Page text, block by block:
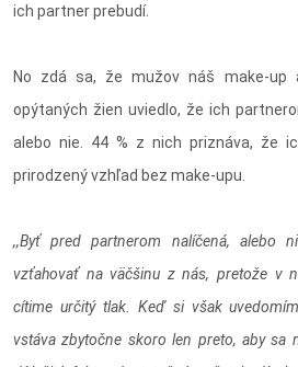
ich partner prebudí.
No zdá sa, že mužov náš make-up
opýtaných žien uviedlo, že ich
alebo nie. 44 % z nich priznáva, že
prirodzený vzhľad bez make-upu.
,,Byť pred partnerom nalíčená, alebo
vzťahovať na väčšinu z nás, pretože v
cítime určitý tlak. Keď si však
vstáva zbytočne skoro len preto, aby sa